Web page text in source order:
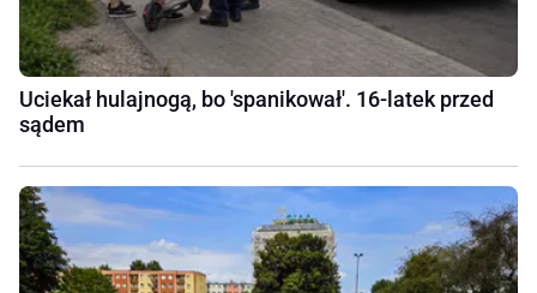
Uciekał hulajnogą, bo 'spanikował'. 16-latek przed
sądem